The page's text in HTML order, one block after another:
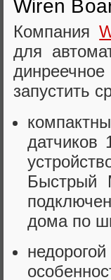
Wiren
Компания
для
запустить
датчиков
Быстрый
дома по